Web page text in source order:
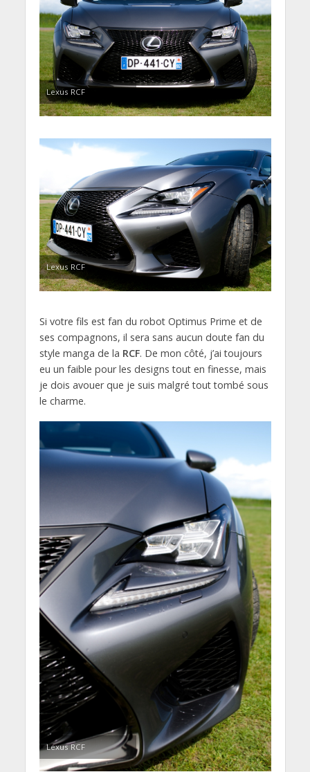
Lexus RCF
Lexus RCF
Si votre fils est fan du robot Optimus Prime et de
ses compagnons, il sera sans aucun doute fan du
style manga de la RCF. De mon côté, j’ai toujours
eu un faible pour les designs tout en finesse, mais
je dois avouer que je suis malgré tout tombé sous
le charme.
Lexus RCF